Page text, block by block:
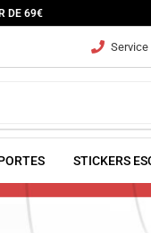
DE 69€
Service
STICKERS